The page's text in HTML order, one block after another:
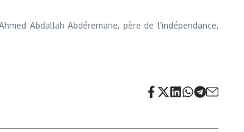
Abdallah Abdéremane, père de l’indépendance,